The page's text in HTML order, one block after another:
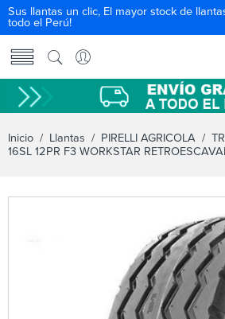
Sus llantas un clic, El mayor stock de
todo el Perú!
Inicio / Llantas / PIRELLI AGRICOLA /
16SL 12PR F3 WORKSTAR